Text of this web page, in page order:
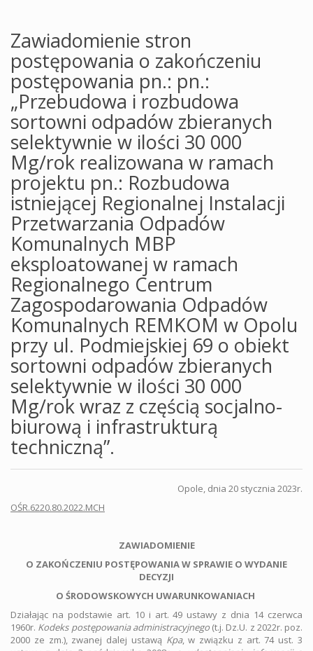
Zawiadomienie stron
postępowania o zakończeniu
postępowania pn.: pn.:
„Przebudowa i rozbudowa
sortowni odpadów zbieranych
selektywnie w ilości 30 000
Mg/rok realizowana w ramach
projektu pn.: Rozbudowa
istniejącej Regionalnej Instalacji
Przetwarzania Odpadów
Komunalnych MBP
eksploatowanej w ramach
Regionalnego Centrum
Zagospodarowania Odpadów
Komunalnych REMKOM w Opolu
przy ul. Podmiejskiej 69 o obiekt
sortowni odpadów zbieranych
selektywnie w ilości 30 000
Mg/rok wraz z częścią socjalno-
biurową i infrastrukturą
techniczną”.
Opole, dnia 20 stycznia 2023r.
OŚR.6220.80.2022.MCH
ZAWIADOMIENIE
O ZAKOŃCZENIU POSTĘPOWANIA W SPRAWIE O WYDANIE
DECYZJI
O ŚRODOWSKOWYCH UWARUNKOWANIACH
Działając na podstawie art. 10 i art. 49 ustawy z dnia 14 czerwca
1960r. Kodeks postępowania administracyjnego(t.j. Dz.U. z 2022r. poz.
2000 ze zm.), zwanej dalej ustawą Kpa, w związku z art. 74 ust. 3